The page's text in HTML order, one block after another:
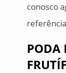
conosco
PODA